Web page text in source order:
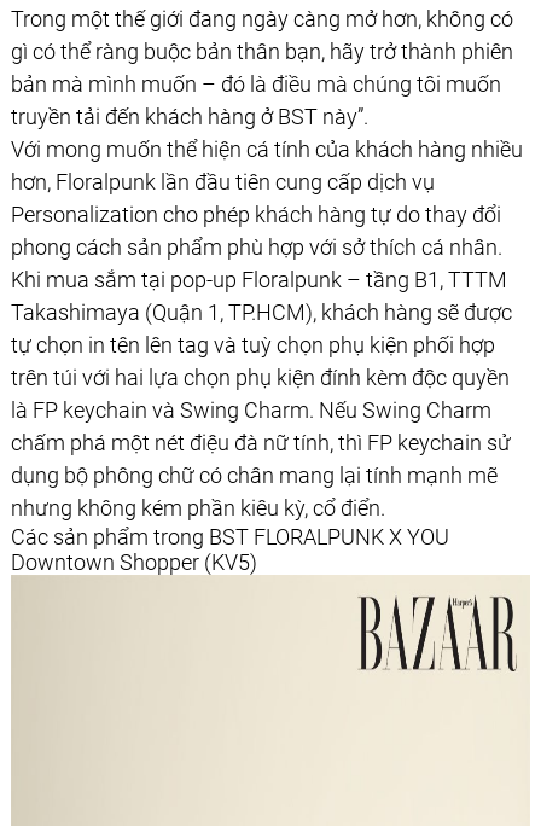
Trong một thế giới đang ngày càng mở hơn, không có
gì có thể ràng buộc bản thân bạn, hãy trở thành phiên
bản mà mình muốn – đó là điều mà chúng tôi muốn
truyền tải đến khách hàng ở BST này”.
Với mong muốn thể hiện cá tính của khách hàng nhiều
hơn, Floralpunk lần đầu tiên cung cấp dịch vụ
Personalization cho phép khách hàng tự do thay đổi
phong cách sản phẩm phù hợp với sở thích cá nhân.
Khi mua sắm tại pop-up Floralpunk – tầng B1, TTTM
Takashimaya (Quận 1, TP.HCM), khách hàng sẽ được
tự chọn in tên lên tag và tuỳ chọn phụ kiện phối hợp
trên túi với hai lựa chọn phụ kiện đính kèm độc quyền
là FP keychain và Swing Charm. Nếu Swing Charm
chấm phá một nét điệu đà nữ tính, thì FP keychain sử
dụng bộ phông chữ có chân mang lại tính mạnh mẽ
nhưng không kém phần kiêu kỳ, cổ điển.
Các sản phẩm trong BST FLORALPUNK X YOU
Downtown Shopper (KV5)